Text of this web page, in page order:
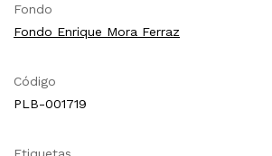
Fondo
Fondo Enrique Mora Ferraz
Código
PLB-001719
Etiquetas